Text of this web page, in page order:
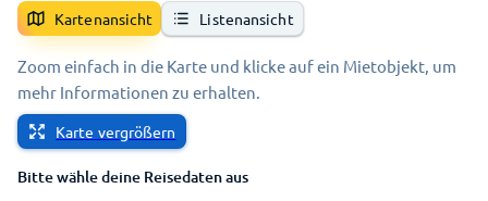
Kartenansicht Listenansicht
Zoom einfach in die Karte und klicke auf ein Mietobjekt, um
mehr Informationen zu erhalten.
Karte vergrößern
Bitte wähle deine Reisedaten aus